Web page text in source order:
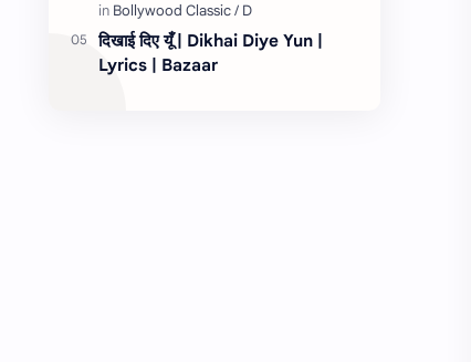
दिखाई दिए यूँ | Dikhai Diye Yun |
Lyrics | Bazaar